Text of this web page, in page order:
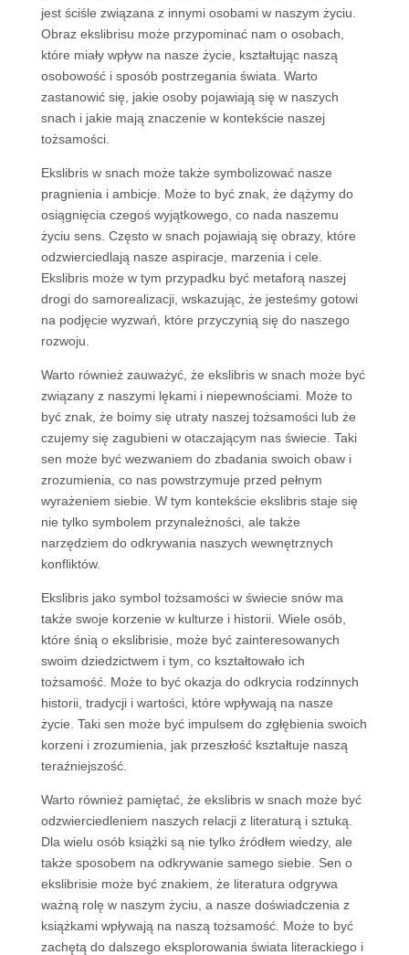
jest ściśle związana z innymi osobami w naszym życiu.
Obraz ekslibrisu może przypominać nam o osobach,
które miały wpływ na nasze życie, kształtując naszą
osobowość i sposób postrzegania świata. Warto
zastanowić się, jakie osoby pojawiają się w naszych
snach i jakie mają znaczenie w kontekście naszej
tożsamości.
Ekslibris w snach może także symbolizować nasze
pragnienia i ambicje. Może to być znak, że dążymy do
osiągnięcia czegoś wyjątkowego, co nada naszemu
życiu sens. Często w snach pojawiają się obrazy, które
odzwierciedlają nasze aspiracje, marzenia i cele.
Ekslibris może w tym przypadku być metaforą naszej
drogi do samorealizacji, wskazując, że jesteśmy gotowi
na podjęcie wyzwań, które przyczynią się do naszego
rozwoju.
Warto również zauważyć, że ekslibris w snach może być
związany z naszymi lękami i niepewnościami. Może to
być znak, że boimy się utraty naszej tożsamości lub że
czujemy się zagubieni w otaczającym nas świecie. Taki
sen może być wezwaniem do zbadania swoich obaw i
zrozumienia, co nas powstrzymuje przed pełnym
wyrażeniem siebie. W tym kontekście ekslibris staje się
nie tylko symbolem przynależności, ale także
narzędziem do odkrywania naszych wewnętrznych
konfliktów.
Ekslibris jako symbol tożsamości w świecie snów ma
także swoje korzenie w kulturze i historii. Wiele osób,
które śnią o ekslibrisie, może być zainteresowanych
swoim dziedzictwem i tym, co kształtowało ich
tożsamość. Może to być okazja do odkrycia rodzinnych
historii, tradycji i wartości, które wpływają na nasze
życie. Taki sen może być impulsem do zgłębienia swoich
korzeni i zrozumienia, jak przeszłość kształtuje naszą
teraźniejszość.
Warto również pamiętać, że ekslibris w snach może być
odzwierciedleniem naszych relacji z literaturą i sztuką.
Dla wielu osób książki są nie tylko źródłem wiedzy, ale
także sposobem na odkrywanie samego siebie. Sen o
ekslibrisie może być znakiem, że literatura odgrywa
ważną rolę w naszym życiu, a nasze doświadczenia z
książkami wpływają na naszą tożsamość. Może to być
zachętą do dalszego eksplorowania świata literackiego i